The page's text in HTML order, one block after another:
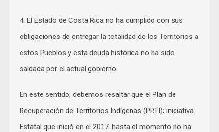
4. El Estado de Costa Rica no ha cumplido con sus
obligaciones de entregar la totalidad de los Territorios a
estos Pueblos y esta deuda histórica no ha sido
saldada por el actual gobierno.
En este sentido, debemos resaltar que el Plan de
Recuperación de Territorios Indígenas (PRTI); iniciativa
Estatal que inició en el 2017, hasta el momento no ha